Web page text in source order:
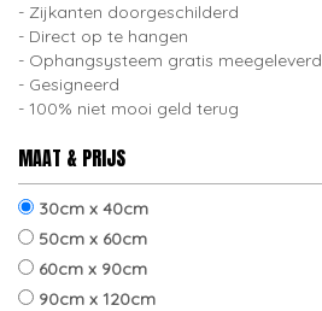
Zijkanten doorgeschilderd
Direct op te hangen
Ophangsysteem gratis meegeleverd
Gesigneerd
100% niet mooi geld terug
MAAT & PRIJS
30cm x 40cm
50cm x 60cm
60cm x 90cm
90cm x 120cm